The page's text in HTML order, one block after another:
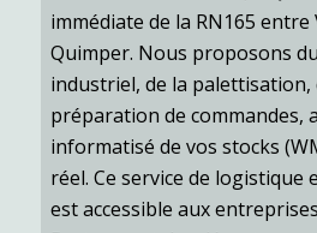
immédiate de la RN165 entre
Quimper. Nous proposons
industriel, de la palettisation,
préparation de commandes,
informatisé de vos stocks
réel. Ce service de logistique
est accessible aux